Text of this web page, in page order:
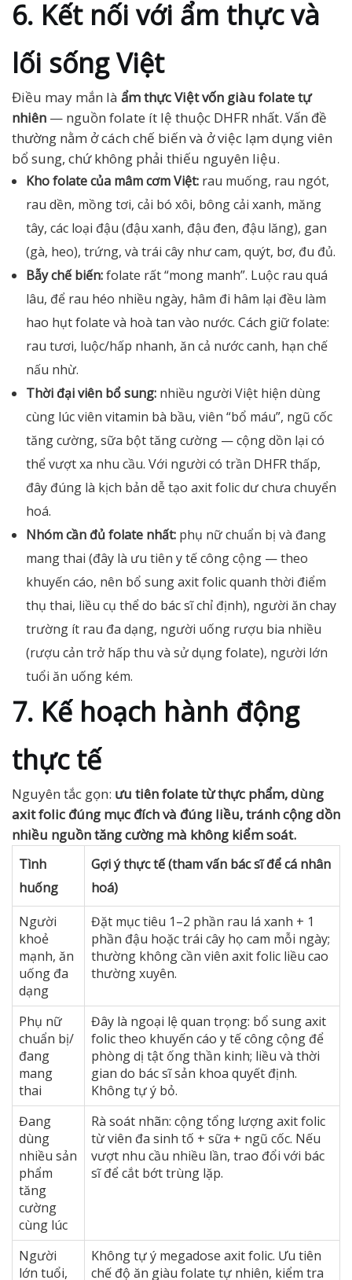
6. Kết nối với ẩm thực và
lối sống Việt
Điều may mắn là ẩm thực Việt vốn giàu folate tự
nhiên — nguồn folate ít lệ thuộc DHFR nhất. Vấn đề
thường nằm ở cách chế biến và ở việc lạm dụng viên
bổ sung, chứ không phải thiếu nguyên liệu.
Kho folate của mâm cơm Việt: rau muống, rau ngót,
rau dền, mồng tơi, cải bó xôi, bông cải xanh, măng
tây, các loại đậu (đậu xanh, đậu đen, đậu lăng), gan
(gà, heo), trứng, và trái cây như cam, quýt, bơ, đu đủ.
Bẫy chế biến:folate rất “mong manh”. Luộc rau quá
lâu, để rau héo nhiều ngày, hâm đi hâm lại đều làm
hao hụt folate và hoà tan vào nước. Cách giữ folate:
rau tươi, luộc/hấp nhanh, ăn cả nước canh, hạn chế
nấu nhừ.
Thời đại viên bổ sung: nhiều người Việt hiện dùng
cùng lúc viên vitamin bà bầu, viên “bổ máu”, ngũ cốc
tăng cường, sữa bột tăng cường — cộng dồn lại có
thể vượt xa nhu cầu. Với người có trần DHFR thấp,
đây đúng là kịch bản dễ tạo axit folic dư chưa chuyển
hoá.
Nhóm cần đủ folate nhất: phụ nữ chuẩn bị và đang
mang thai (đây là ưu tiên y tế công cộng — theo
khuyến cáo, nên bổ sung axit folic quanh thời điểm
thụ thai, liều cụ thể do bác sĩ chỉ định), người ăn chay
trường ít rau đa dạng, người uống rượu bia nhiều
(rượu cản trở hấp thu và sử dụng folate), người lớn
tuổi ăn uống kém.
7. Kế hoạch hành động
thực tế
Nguyên tắc gọn: ưu tiên folate từ thực phẩm, dùng
axit folic đúng mục đích và đúng liều, tránh cộng dồn
nhiều nguồn tăng cường mà không kiểm soát.
Tình
huống
Gợi ý thực tế (tham vấn bác sĩ để cá nhân
hoá)
Người
khoẻ
mạnh, ăn
uống đa
dạng
Đặt mục tiêu 1–2 phần rau lá xanh + 1
phần đậu hoặc trái cây họ cam mỗi ngày;
thường không cần viên axit folic liều cao
thường xuyên.
Phụ nữ
chuẩn bị/
đang
mang
thai
Đây là ngoại lệ quan trọng: bổ sung axit
folic theo khuyến cáo y tế công cộng để
phòng dị tật ống thần kinh; liều và thời
gian do bác sĩ sản khoa quyết định.
Không tự ý bỏ.
Đang
dùng
nhiều sản
phẩm
tăng
cường
cùng lúc
Rà soát nhãn: cộng tổng lượng axit folic
từ viên đa sinh tố + sữa + ngũ cốc. Nếu
vượt nhu cầu nhiều lần, trao đổi với bác
sĩ để cắt bớt trùng lặp.
Người
lớn tuổi,
Không tự ý megadose axit folic. Ưu tiên
chế độ ăn giàu folate tự nhiên, kiểm tra